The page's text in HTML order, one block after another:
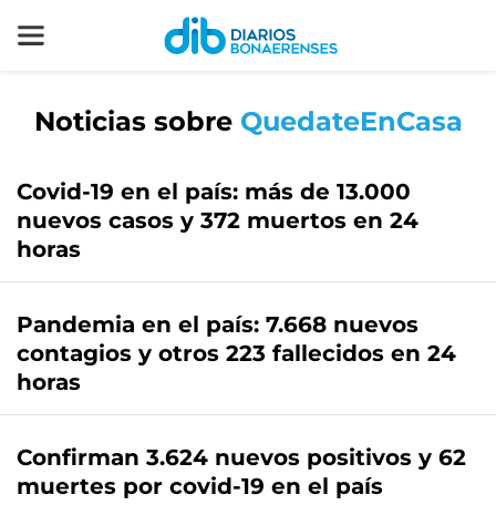
Noticias sobre QuedateEnCasa
Covid-19 en el país: más de 13.000
nuevos casos y 372 muertos en 24
horas
Pandemia en el país: 7.668 nuevos
contagios y otros 223 fallecidos en 24
horas
Confirman 3.624 nuevos positivos y 62
muertes por covid-19 en el país